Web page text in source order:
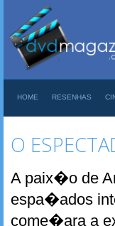
HOME RESENHAS
O
A paix�o de
espa�ados
come�ara a